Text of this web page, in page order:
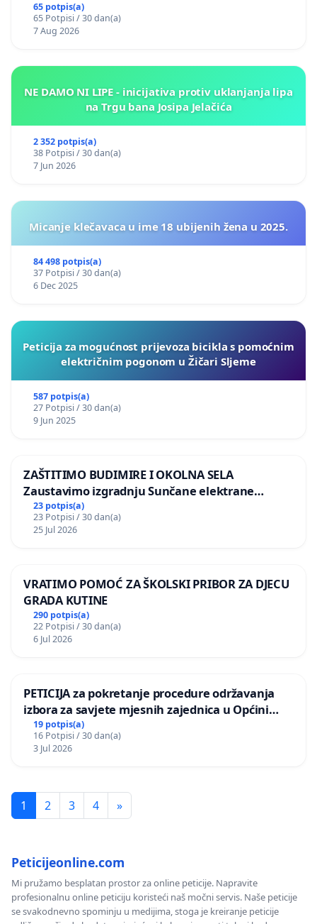
65 potpis(a)
65 Potpisi / 30 dan(a)
7 Aug 2026
NE DAMO NI LIPE - inicijativa protiv uklanjanja lipa
na Trgu bana Josipa Jelačića
2 352 potpis(a)
38 Potpisi / 30 dan(a)
7 Jun 2026
Micanje klečavaca u ime 18 ubijenih žena u 2025.
84 498 potpis(a)
37 Potpisi / 30 dan(a)
6 Dec 2025
Peticija za mogućnost prijevoza bicikla s pomoćnim
električnim pogonom u Žičari Sljeme
587 potpis(a)
27 Potpisi / 30 dan(a)
9 Jun 2025
ZAŠTITIMO BUDIMIRE I OKOLNA SELA
Zaustavimo izgradnju Sunčane elektrane
Vedrine na području Ugljana
23 potpis(a)
23 Potpisi / 30 dan(a)
25 Jul 2026
VRATIMO POMOĆ ZA ŠKOLSKI PRIBOR ZA DJECU
GRADA KUTINE
290 potpis(a)
22 Potpisi / 30 dan(a)
6 Jul 2026
PETICIJA za pokretanje procedure održavanja
izbora za savjete mjesnih zajednica u Općini
Bugojno
19 potpis(a)
16 Potpisi / 30 dan(a)
3 Jul 2026
1 2 3 4 »
Peticijeonline.com
Mi pružamo besplatan prostor za online peticije. Napravite
profesionalnu online peticiju koristeći naš močni servis. Naše peticije
se svakodnevno spominju u medijima, stoga je kreiranje peticije